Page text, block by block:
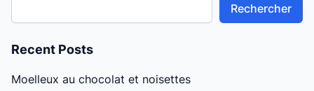
Rechercher
Recent Posts
Moelleux au chocolat et noisettes